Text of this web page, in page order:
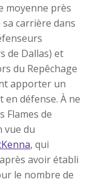
moyenne près
carrière dans
de Dallas) et
du Repêchage
apporter un
défense. À ne
Flames de
vue du
, qui
avoir établi
le nombre de